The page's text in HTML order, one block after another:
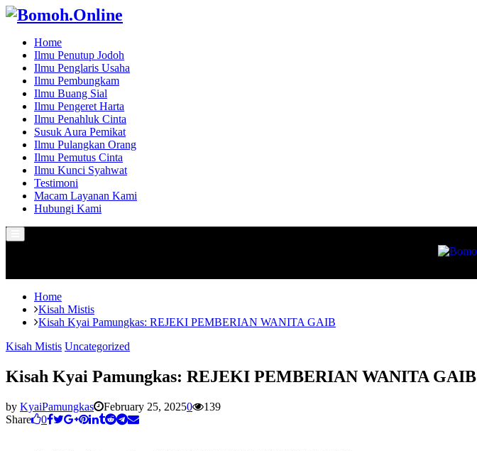
Home
Ilmu Penutup Jodoh
Ilmu Penglaris Usaha
Ilmu Pembungkam
Ilmu Buang Sial
Ilmu Pengeret Harta
Ilmu Penahluk Cinta
Susuk Aura Pemikat
Ilmu Pulangkan Orang
Ilmu Pemutus Cinta
Ilmu Kunci Syahwat
Testimoni
Macam Layanan Kami
Hubungi Kami
Menu
Home
Kisah Mistis
Kisah Kyai Pamungkas: REJEKI PEMBERIAN WANITA GAIB
Kisah Mistis Uncategorized
Kisah Kyai Pamungkas: REJEKI PEMBERIAN WANITA GAIB
by KyaiPamungkas February 25, 20250
139
Share
0